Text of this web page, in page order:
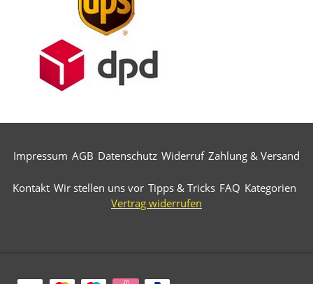
Impressum AGB Datenschutz Widerruf Zahlung & Versand
Kontakt Wir stellen uns vor Tipps & Tricks FAQ Kategorien
Vertrag widerrufen